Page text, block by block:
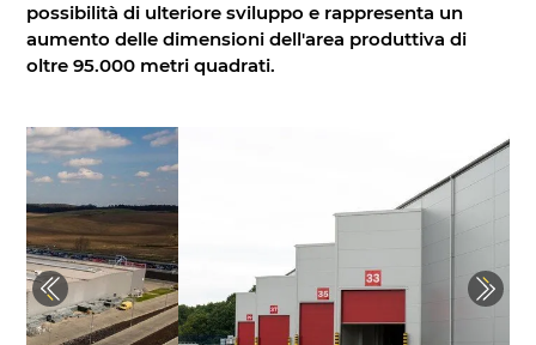
possibilità di ulteriore sviluppo e rappresenta un
aumento delle dimensioni dell'area produttiva di
oltre 95.000 metri quadrati.
Previous Next